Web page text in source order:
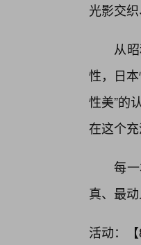
光影交
从
性，日
性美”的
在这个
每
真、最
活动：【